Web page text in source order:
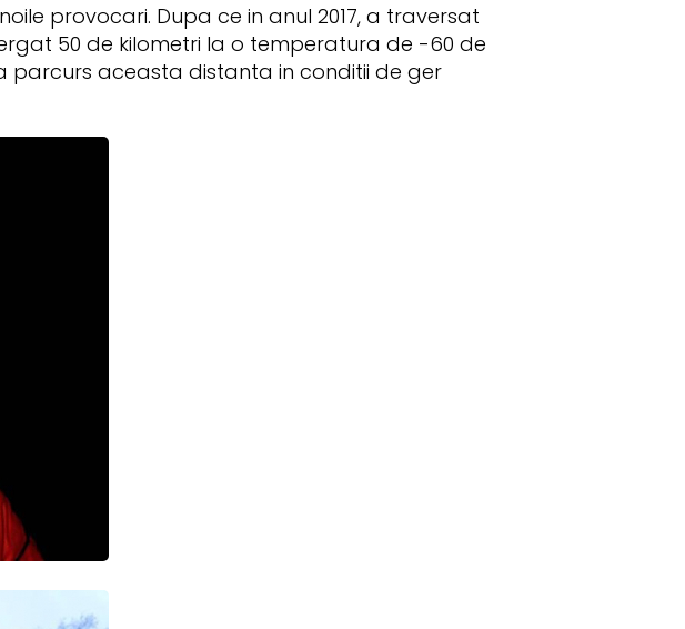
provocari. Dupa ce in anul 2017, a traversat
50 de kilometri la o temperatura de -60 de
aceasta distanta in conditii de ger